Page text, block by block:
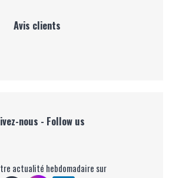
Avis clients
nous - Follow us
actualité hebdomadaire sur